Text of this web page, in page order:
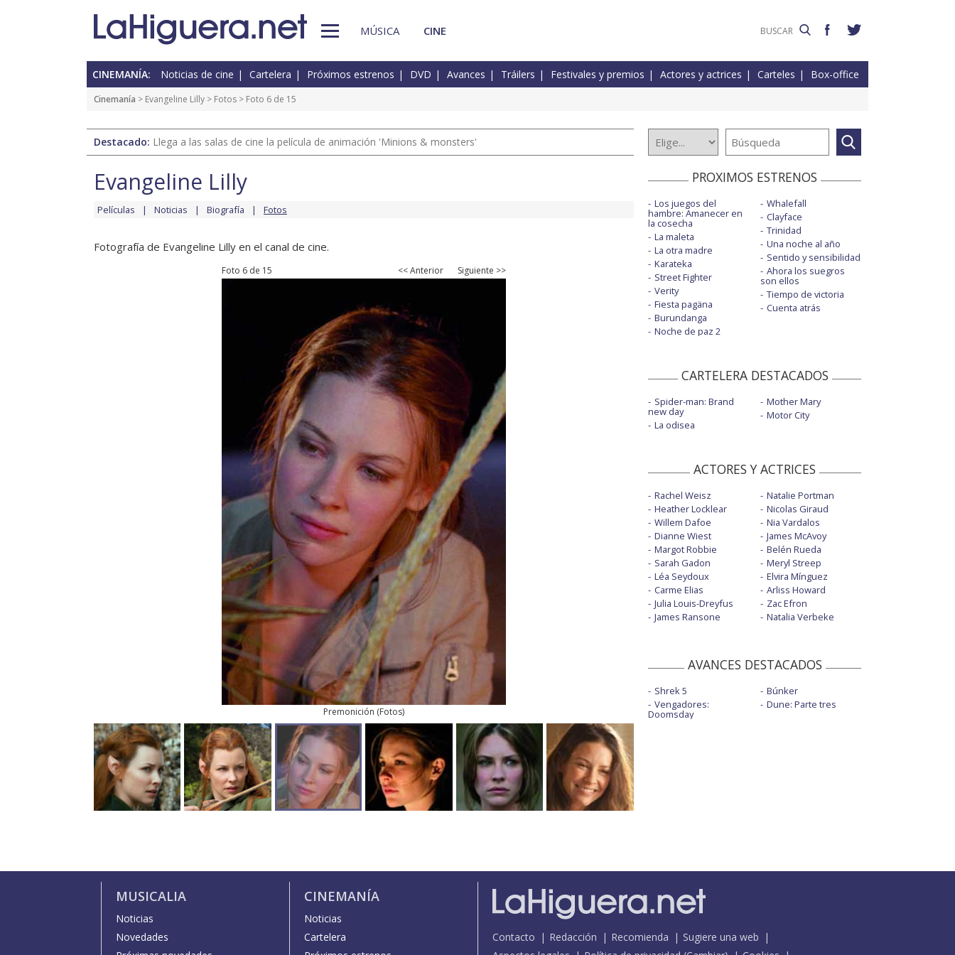
MÚSICA CINE
CINEMANÍA: Noticias de cine Cartelera Próximos estrenos DVD Avances Tráilers Festivales y premios Actores y actrices Carteles Box-office
Cinemanía > Evangeline Lilly > Fotos > Foto 6 de 15
Destacado: Llega a las salas de cine la película de animación 'Minions & monsters'
Evangeline Lilly
Películas Noticias Biografía Fotos
Fotografía de Evangeline Lilly en el canal de cine.
Foto 6 de 15 << Anterior Siguiente >>
Premonición (Fotos)
PROXIMOS ESTRENOS
Los juegos del
hambre: Amanecer en
la cosecha
La maleta
La otra madre
Karateka
Street Fighter
Verity
Fiesta pagäna
Burundanga
Noche de paz 2
Whalefall
Clayface
Trinidad
Una noche al año
Sentido y sensibilidad
Ahora los suegros
son ellos
Tiempo de victoria
Cuenta atrás
CARTELERA DESTACADOS
Spider-man: Brand
new day
La odisea
Mother Mary
Motor City
ACTORES Y ACTRICES
Rachel Weisz
Heather Locklear
Willem Dafoe
Dianne Wiest
Margot Robbie
Sarah Gadon
Léa Seydoux
Carme Elias
Julia Louis-Dreyfus
James Ransone
Natalie Portman
Nicolas Giraud
Nia Vardalos
James McAvoy
Belén Rueda
Meryl Streep
Elvira Mínguez
Arliss Howard
Zac Efron
Natalia Verbeke
AVANCES DESTACADOS
Shrek 5
Vengadores:
Doomsday
Búnker
Dune: Parte tres
MUSICALIA
Noticias
Novedades
CINEMANÍA
Noticias
Cartelera
Contacto Redacción Recomienda
Sugiere una web